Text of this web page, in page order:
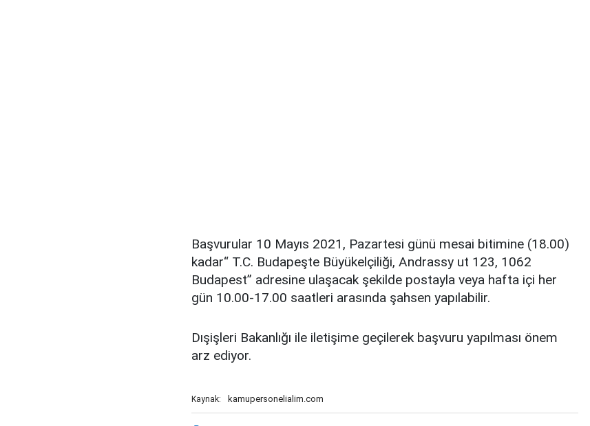
Başvurular 10 Mayıs 2021, Pazartesi günü mesai bitimine (18.00)
kadar“ T.C. Budapeşte Büyükelçiliği, Andrassy ut 123, 1062
Budapest” adresine ulaşacak şekilde postayla veya hafta içi her
gün 10.00-17.00 saatleri arasında şahsen yapılabilir.
Dışişleri Bakanlığı ile iletişime geçilerek başvuru yapılması önem
arz ediyor.
Kaynak: kamupersonelialim.com